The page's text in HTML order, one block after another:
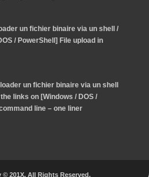
un fichier binaire via un shell /
/ PowerShell] File upload in
un fichier binaire via un shell
links on [Windows / DOS /
line – one liner
201X. All Rights Reserved.